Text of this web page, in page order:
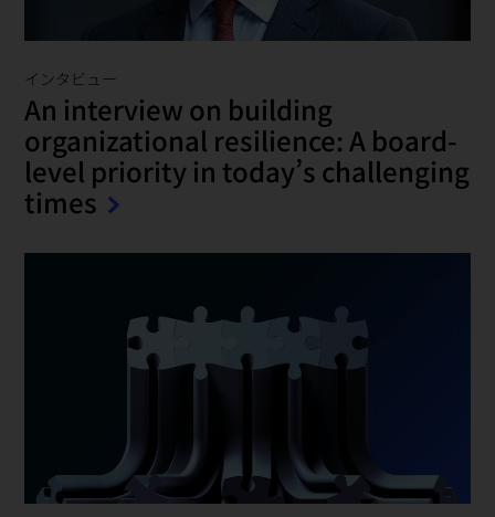
インタビュー
An interview on building
organizational resilience: A board-
level priority in today’s challenging
times